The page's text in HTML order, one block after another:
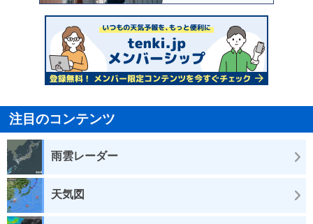
注目のコンテンツ
雨雲レーダー
天気図